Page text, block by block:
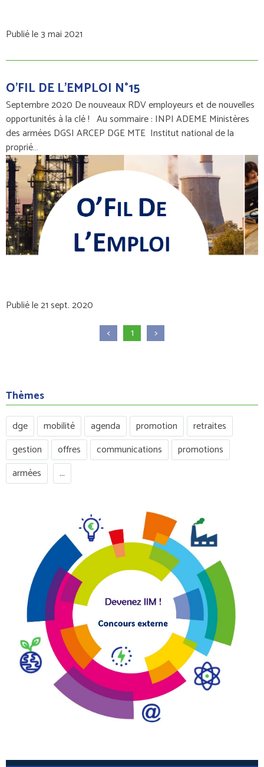
Publié le 3 mai 2021
O'FIL DE L'EMPLOI N°15
Septembre 2020 De nouveaux RDV employeurs et de nouvelles
opportunités à la clé ! Au sommaire : INPI ADEME Ministères
des armées DGSI ARCEP DGE MTE Institut national de la
proprié…
Publié le 21 sept. 2020
<
1 >
Thèmes
dge mobilité agenda promotion
retraites
gestion
offres communications
promotions
armées
...